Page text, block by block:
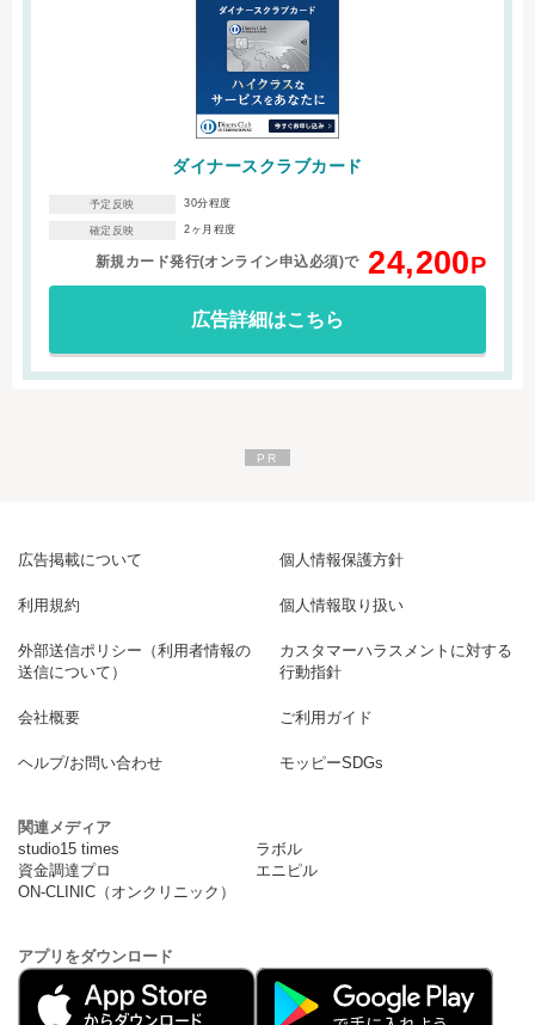
ダイナースクラブカード
予定反映 30分程度
確定反映 2ヶ月程度
新規カード発行(オンライン申込必須)で 24,200P
広告詳細はこちら
広告掲載について 個人情報保護方針
利用規約 個人情報取り扱い
外部送信ポリシー（利用者情報の
送信について）
カスタマーハラスメントに対する
行動指針
会社概要 ご利用ガイド
ヘルプ/お問い合わせ モッピーSDGs
関連メディア
studio15 times
ラボル
資金調達プロ
エニピル
ON-CLINIC（オンクリニック）
アプリをダウンロード